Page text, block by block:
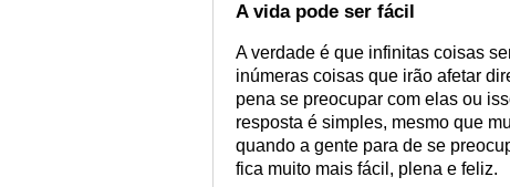
A vida pode ser fácil
A verdade é que infinitas coisas
inúmeras coisas que irão afetar
pena se preocupar com elas ou
resposta é simples, mesmo que
quando a gente para de se
fica muito mais fácil, plena e feliz.